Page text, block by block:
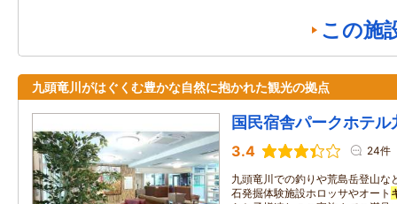
この施
九頭竜川がはぐくむ豊かな自然に抱かれた観光の拠点
国民宿舎パークホテル
3.4 24件
九頭竜川での釣りや荒島岳登山な
石発掘体験施設ホロッサやオート